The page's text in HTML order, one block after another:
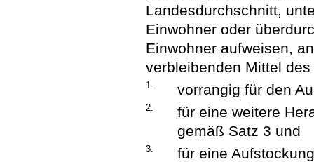
Landesdurchschnitt,
Einwohner oder
Einwohner aufweisen,
verbleibenden Mittel
1. vorrangig für den
2.
für eine weitere
gemäß Satz 3 und
3.
für eine